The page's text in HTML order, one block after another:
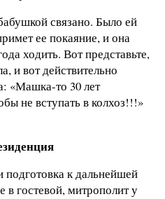
связано. Было ей
ее покаяние, и она
ходить. Вот представьте,
и вот действительно
«Машка-то 30 лет
не вступать в колхоз!!!»
к дальнейшей
гостевой, митрополит у